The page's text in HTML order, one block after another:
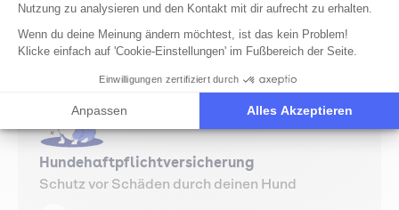
Hundehaftpflichtversicherung
Schutz vor Schäden durch deinen Hund
Nutzung zu analysieren und den Kontakt mit dir aufrecht zu erhalten.
Wenn du deine Meinung ändern möchtest, ist das kein Problem!
Klicke einfach auf 'Cookie-Einstellungen' im Fußbereich der Seite.
Einwilligungen zertifiziert durch
Anpassen Alles Akzeptieren